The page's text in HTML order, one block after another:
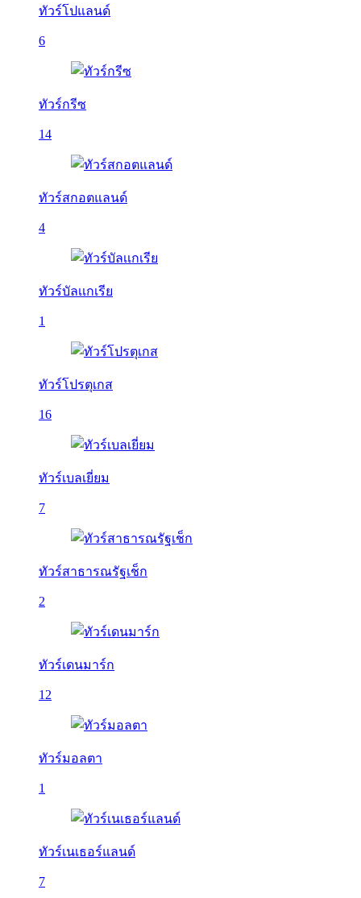
ทัวร์โปแลนด์
6
ทัวร์กรีซ
14
ทัวร์สกอตแลนด์
4
ทัวร์บัลเเกเรีย
1
ทัวร์โปรตุเกส
16
ทัวร์เบลเยี่ยม
7
ทัวร์สาธารณรัฐเช็ก
2
ทัวร์เดนมาร์ก
12
ทัวร์มอลตา
1
ทัวร์เนเธอร์แลนด์
7